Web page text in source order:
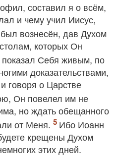
составил я о всём,
и чему учил Иисус,
вознесён, дав Духом
которых Он
Себя живым, по
доказательствами,
говоря о Царстве
Он повелел им не
но ждать обещанного
от Меня.
Ибо Иоанн
крещены Духом
этих дней.